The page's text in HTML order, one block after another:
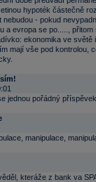
hypoték částečně
nebudou - pokud
a evropa se po.....,
ekonomika ve
mají vše pod kontrolou,
jednou pořádný
manipulace,
kteráže z bank va